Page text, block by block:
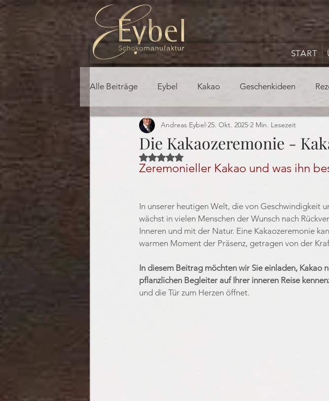
START
Alle Beiträge Eybel Kakao Geschenkideen
Die Kakaozeremonie -
Andreas Eybel 25. Okt. 2025 2 Min. Lesezeit
Mit NaN von 5 Sternen bewertet.
Zeremonieller Kakao und was ihn
In unserer heutigen Welt, die von Geschwindigkeit
wächst in vielen Menschen der Wunsch nach
Inneren und mit der Natur. Eine Kakaozeremonie
warmen Moment der Präsenz, getragen von der
In diesem Beitrag möchten wir Sie einladen, Kakao
pflanzlichen Begleiter auf Ihrer inneren Reise
und die Tür zum Herzen öffnet.